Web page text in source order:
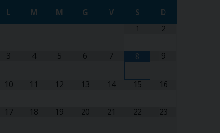
L M M G V S
D
1
2
3 4 5 6 7 8 9
10 11 12 13 14 15 16
17 18 19 20 21 22 23